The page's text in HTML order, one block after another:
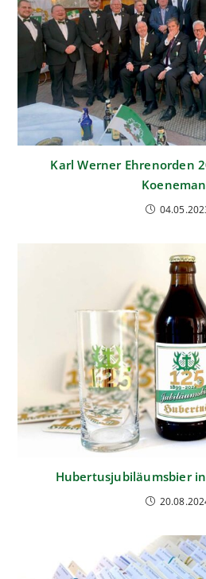
Karl Werner Ehrenorden
Hubertusjubiläumsbier